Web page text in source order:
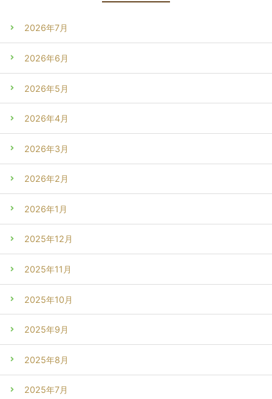
2026年7月
2026年6月
2026年5月
2026年4月
2026年3月
2026年2月
2026年1月
2025年12月
2025年11月
2025年10月
2025年9月
2025年8月
2025年7月